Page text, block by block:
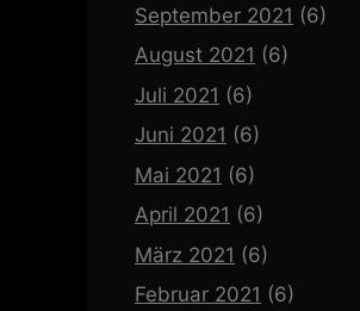
September 2021 (6)
August 2021 (6)
Juli 2021 (6)
Juni 2021 (6)
Mai 2021 (6)
April 2021 (6)
März 2021 (6)
Februar 2021 (6)